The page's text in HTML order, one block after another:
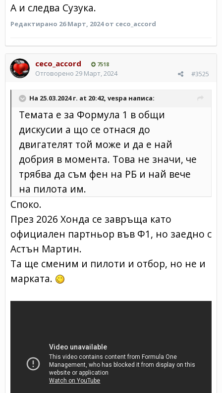
А и следва Сузука.
Редактирано 26 Март, 2024от ceco_accord
ceco_accord 7518
#3525
Отговорено 29 Март, 2024
На 25.03.2024 г. at 20:42, vespa написа:
Темата е за Формула 1 в общи
дискусии а що се отнася до
двигателят той може и да е най
добрия в момента. Това не значи, че
трябва да съм фен на РБ и най вече
на пилота им.
Споко.
През 2026 Хонда се завръща като
официален партньор във Ф1, но заедно с
Астън Мартин.
Та ще сменим и пилоти и отбор, но не и
марката.